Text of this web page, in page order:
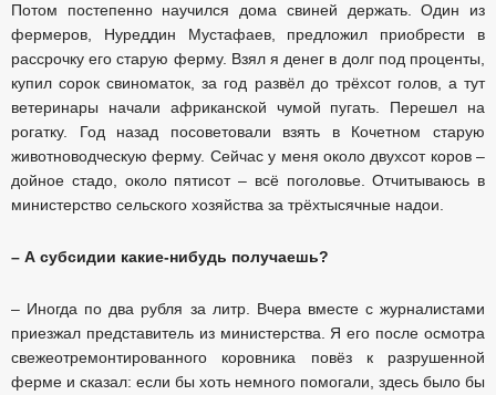
Потом постепенно научился дома свиней держать. Один из
фермеров, Нуреддин Мустафаев, предложил приобрести в
рассрочку его старую ферму. Взял я денег в долг под проценты,
купил сорок свиноматок, за год развёл до трёхсот голов, а тут
ветеринары начали африканской чумой пугать. Перешел на
рогатку. Год назад посоветовали взять в Кочетном старую
животноводческую ферму. Сейчас у меня около двухсот коров –
дойное стадо, около пятисот – всё поголовье. Отчитываюсь в
министерство сельского хозяйства за трёхтысячные надои.
– А субсидии какие-нибудь получаешь?
– Иногда по два рубля за литр. Вчера вместе с журналистами
приезжал представитель из министерства. Я его после осмотра
свежеотремонтированного коровника повёз к разрушенной
ферме и сказал: если бы хоть немного помогали, здесь было бы